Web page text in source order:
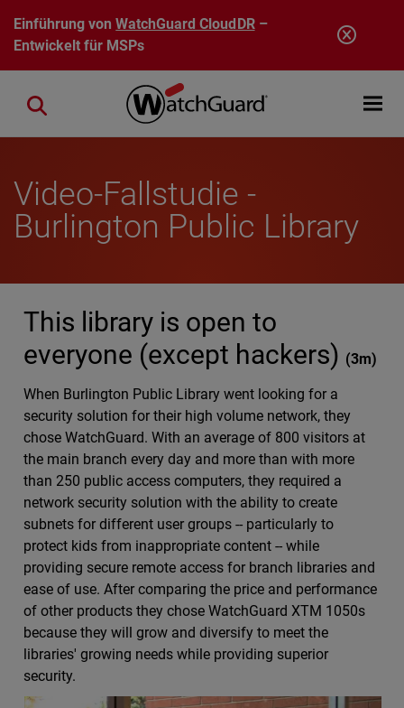
Direkt zum Inhalt
Einführung vonWatchGuard CloudDR–
Entwickelt für MSPs
Open
Close search
Video-Fallstudie -
Burlington Public Library
This library is open to
everyone (except hackers) (3m)
When Burlington Public Library went looking for a
security solution for their high volume network, they
chose WatchGuard. With an average of 800 visitors at
the main branch every day and more than with more
than 250 public access computers, they required a
network security solution with the ability to create
subnets for different user groups -- particularly to
protect kids from inappropriate content -- while
providing secure remote access for branch libraries and
ease of use. After comparing the price and performance
of other products they chose WatchGuard XTM 1050s
because they will grow and diversify to meet the
libraries' growing needs while providing superior
security.